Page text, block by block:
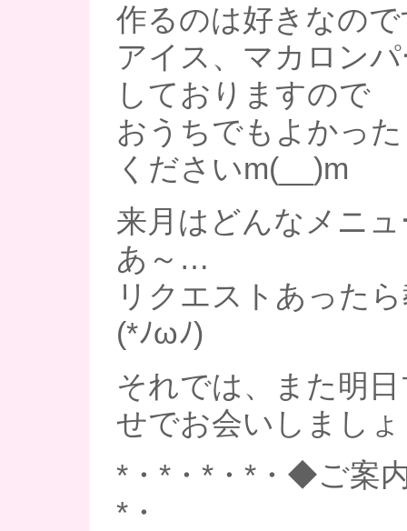
作るのは好きなの
アイス、マカロン
しておりますので
おうちでもよかっ
くださいm(__)m
来月はどんなメニ
あ～…
リクエストあった
(*ﾉωﾉ)
それでは、また明
せでお会いしまし
*・*・*・*・◆ご案
*・